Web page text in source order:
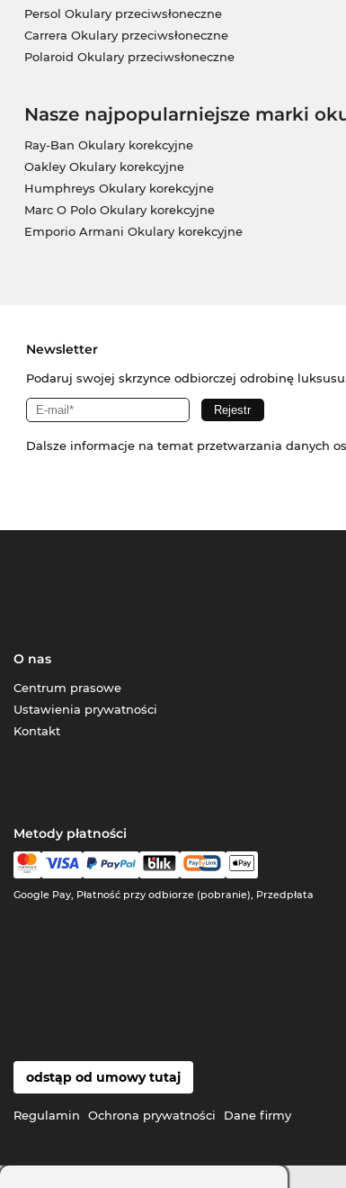
Persol Okulary przeciwsłoneczne
Carrera Okulary przeciwsłoneczne
Polaroid Okulary przeciwsłoneczne
Nasze najpopularniejsze marki
Ray-Ban Okulary korekcyjne
Oakley Okulary korekcyjne
Humphreys Okulary korekcyjne
Marc O Polo Okulary korekcyjne
Emporio Armani Okulary korekcyjne
Newsletter
Podaruj swojej skrzynce odbiorczej odrobinę
Dalsze informacje na temat przetwarzania danych
O nas
Centrum prasowe
Ustawienia prywatności
Kontakt
Metody płatności
Google Pay, Płatność przy odbiorze (pobranie), Przedpłata
odstąp od umowy tutaj
Regulamin Ochrona prywatności Dane firmy